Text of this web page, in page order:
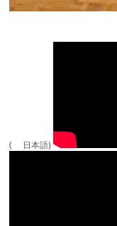
( 日本語)